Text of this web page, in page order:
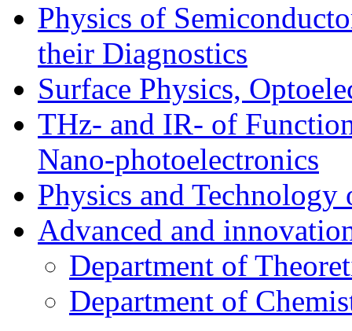
Physics of
their Diagnostics
Surface Physics,
THz- and IR- of
Nano-photoelectronics
Physics and Technology
Advanced and
Department of
Department of